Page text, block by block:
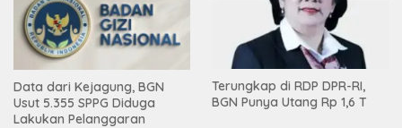
Data dari Kejagung, BGN
Usut 5.355 SPPG Diduga
Lakukan Pelanggaran
Terungkap di RDP DPR-RI,
BGN Punya Utang Rp 1,6 T